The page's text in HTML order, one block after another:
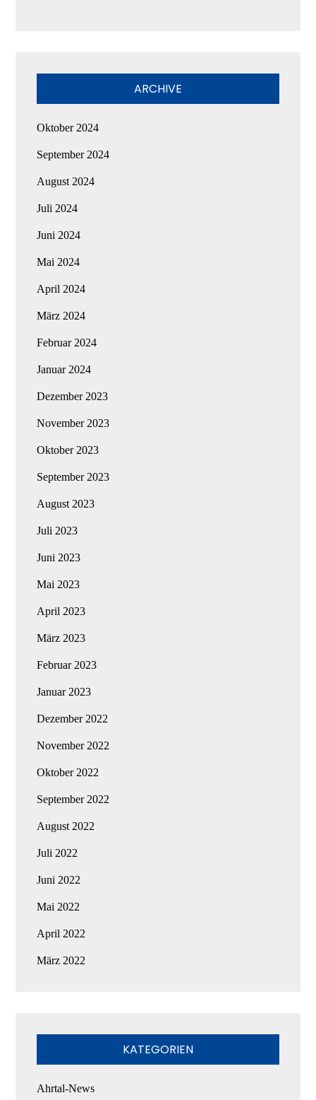
ARCHIVE
Oktober 2024
September 2024
August 2024
Juli 2024
Juni 2024
Mai 2024
April 2024
März 2024
Februar 2024
Januar 2024
Dezember 2023
November 2023
Oktober 2023
September 2023
August 2023
Juli 2023
Juni 2023
Mai 2023
April 2023
März 2023
Februar 2023
Januar 2023
Dezember 2022
November 2022
Oktober 2022
September 2022
August 2022
Juli 2022
Juni 2022
Mai 2022
April 2022
März 2022
KATEGORIEN
Ahrtal-News